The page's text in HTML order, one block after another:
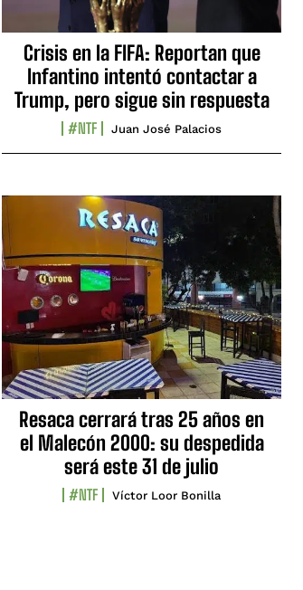
Crisis en la FIFA: Reportan que
Infantino intentó contactar a
Trump, pero sigue sin respuesta
#NTF Juan José Palacios
Resaca cerrará tras 25 años en
el Malecón 2000: su despedida
será este 31 de julio
#NTF Víctor Loor Bonilla